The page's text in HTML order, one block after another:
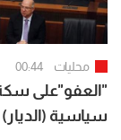
محليات 00:44
"العفو"على سكة
سياسية (الديار)